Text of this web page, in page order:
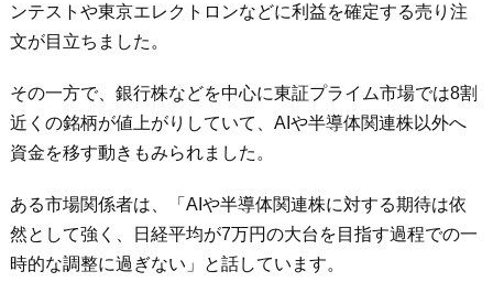
ンテストや東京エレクトロンなどに利益を確定する売り注
文が目立ちました。
その一方で、銀行株などを中心に東証プライム市場では8割
近くの銘柄が値上がりしていて、AIや半導体関連株以外へ
資金を移す動きもみられました。
ある市場関係者は、「AIや半導体関連株に対する期待は依
然として強く、日経平均が7万円の大台を目指す過程での一
時的な調整に過ぎない」と話しています。